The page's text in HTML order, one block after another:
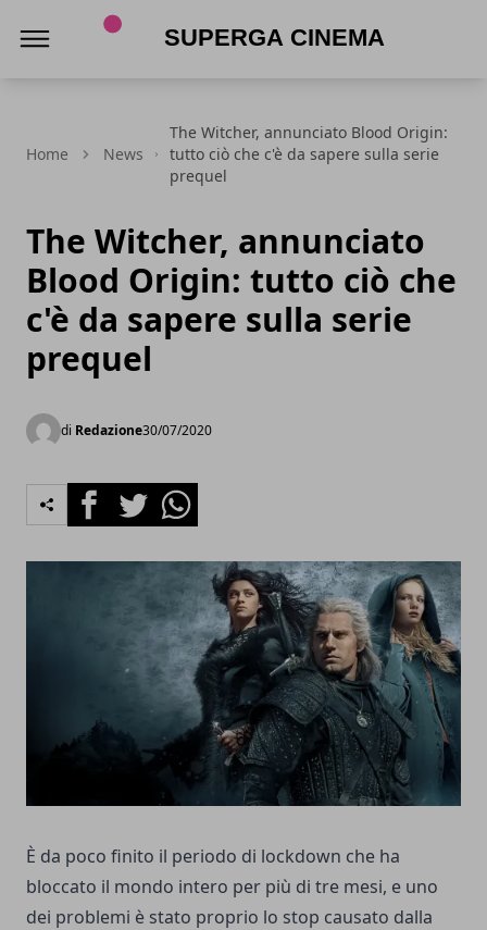
Home News
The Witcher, annunciato Blood Origin:
tutto ciò che c'è da sapere sulla serie
prequel
The Witcher, annunciato
Blood Origin: tutto ciò che
c'è da sapere sulla serie
prequel
di Redazione30/07/2020
FacebookTwitterWhatsapp
È da poco finito il periodo di lockdown che ha
bloccato il mondo intero per più di tre mesi, e uno
dei problemi è stato proprio lo stop causato dalla